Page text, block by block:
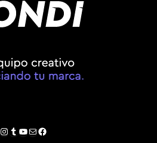
Instagram
Tumblr
YouTube
Correo electrónico
Facebook